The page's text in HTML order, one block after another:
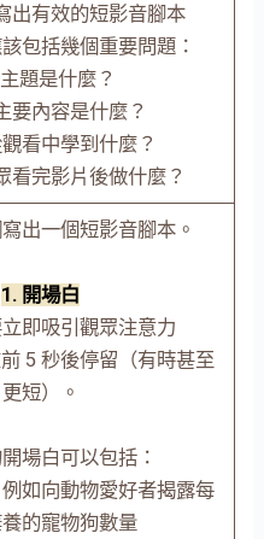
出有效的短影音腳本
包括幾個重要問題：
題是什麼？
要內容是什麼？
看中學到什麼？
看完影片後做什麼？
出一個短影音腳本。
1. 開場白
即吸引觀眾注意力
5 秒後停留（有時甚至
更短）。
場白可以包括：
如向動物愛好者揭露每
的寵物狗數量